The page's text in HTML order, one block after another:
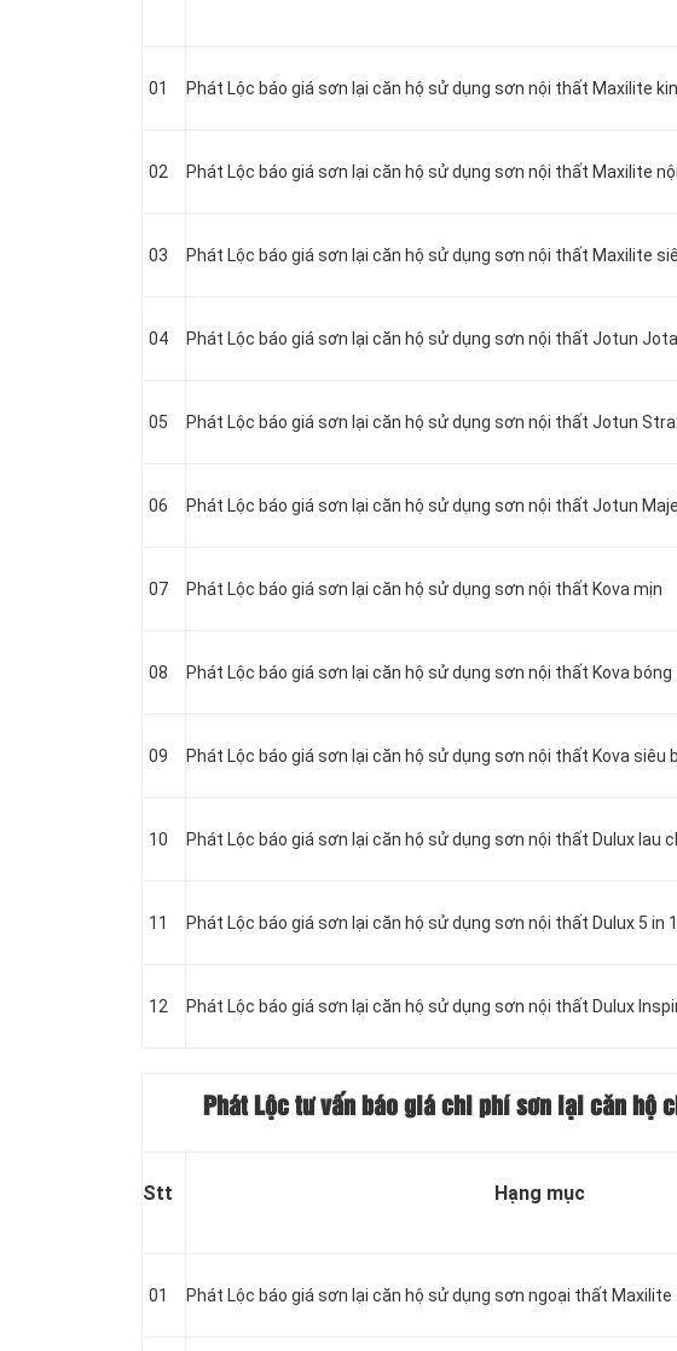
01 Phát Lộc báo giá sơn lại căn hộ sử dụng sơn nội thất Maxilite
02 Phát Lộc báo giá sơn lại căn hộ sử dụng sơn nội thất Maxilite
03 Phát Lộc báo giá sơn lại căn hộ sử dụng sơn nội thất Maxilite
04 Phát Lộc báo giá sơn lại căn hộ sử dụng sơn nội thất Jotun
05 Phát Lộc báo giá sơn lại căn hộ sử dụng sơn nội thất Jotun
06 Phát Lộc báo giá sơn lại căn hộ sử dụng sơn nội thất Jotun
07 Phát Lộc báo giá sơn lại căn hộ sử dụng sơn nội thất Kova mịn
08 Phát Lộc báo giá sơn lại căn hộ sử dụng sơn nội thất Kova bóng
09 Phát Lộc báo giá sơn lại căn hộ sử dụng sơn nội thất Kova siêu
10 Phát Lộc báo giá sơn lại căn hộ sử dụng sơn nội thất Dulux lau
11 Phát Lộc báo giá sơn lại căn hộ sử dụng sơn nội thất Dulux 5 in 1
12 Phát Lộc báo giá sơn lại căn hộ sử dụng sơn nội thất Dulux
Phát Lộc tư vấn báo giá chi phí sơn lại căn hộ
Stt Hạng mục
01 Phát Lộc báo giá sơn lại căn hộ sử dụng sơn ngoại thất Maxilite